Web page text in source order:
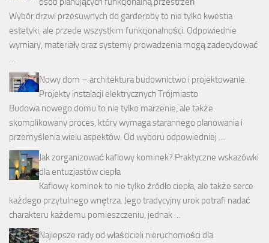
Wybór drzwi przesuwnych do garderoby to nie tylko kwestia
estetyki, ale przede wszystkim funkcjonalności. Odpowiednie
wymiary, materiały oraz systemy prowadzenia mogą zadecydować
…
Nowy dom – architektura budownictwo i projektowanie.
Projekty instalacji elektrycznych Trójmiasto
Budowa nowego domu to nie tylko marzenie, ale także
skomplikowany proces, który wymaga starannego planowania i
przemyślenia wielu aspektów. Od wyboru odpowiedniej …
Jak zorganizować kaflowy kominek? Praktyczne wskazówki
dla entuzjastów ciepła
Kaflowy kominek to nie tylko źródło ciepła, ale także serce
każdego przytulnego wnętrza. Jego tradycyjny urok potrafi nadać
charakteru każdemu pomieszczeniu, jednak …
Najlepsze rady od właścicieli nieruchomości dla